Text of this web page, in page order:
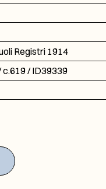
Registri 1914
c.619 / ID39339